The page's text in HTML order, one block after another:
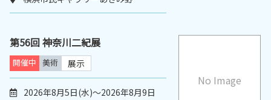
No Image
第56回 神奈川二紀展
開催中 美術 展示
2026年8月5日(水)～2026年8月9日